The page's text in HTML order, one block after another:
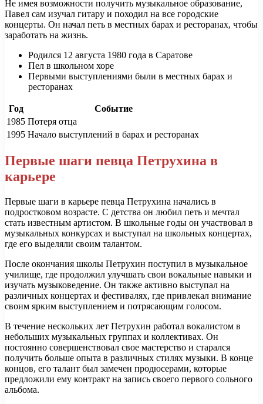
Не имея возможности получить музыкальное образование,
Павел сам изучал гитару и походил на все городские
концерты. Он начал петь в местных барах и ресторанах, чтобы
заработать на жизнь.
Родился 12 августа 1980 года в Саратове
Пел в школьном хоре
Первыми выступлениями были в местных барах и
ресторанах
Год
Событие
1985 Потеря отца
1995 Начало выступлений в барах и ресторанах
Первые шаги певца Петрухина в
карьере
Первые шаги в карьере певца Петрухина начались в
подростковом возрасте. С детства он любил петь и мечтал
стать известным артистом. В школьные годы он участвовал в
музыкальных конкурсах и выступал на школьных концертах,
где его выделяли своим талантом.
После окончания школы Петрухин поступил в музыкальное
училище, где продолжил улучшать свои вокальные навыки и
изучать музыковедение. Он также активно выступал на
различных концертах и фестивалях, где привлекал внимание
своим ярким выступлением и потрясающим голосом.
В течение нескольких лет Петрухин работал вокалистом в
небольших музыкальных группах и коллективах. Он
постоянно совершенствовал свое мастерство и старался
получить больше опыта в различных стилях музыки. В конце
концов, его талант был замечен продюсерами, которые
предложили ему контракт на запись своего первого сольного
альбома.